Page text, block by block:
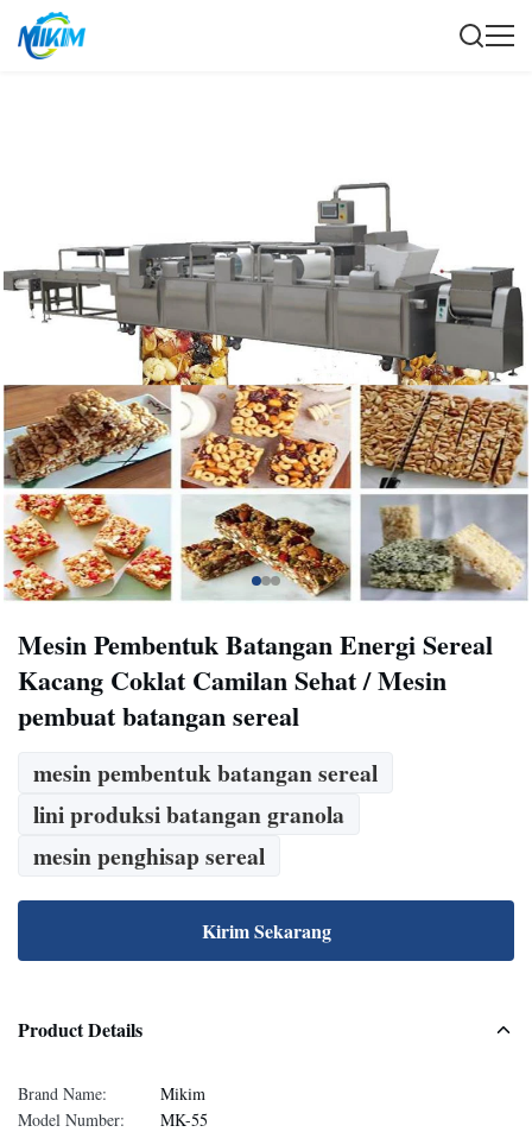
Mesin Pembentuk Batangan Energi Sereal
Kacang Coklat Camilan Sehat / Mesin
pembuat batangan sereal
mesin pembentuk batangan sereal
lini produksi batangan granola
mesin penghisap sereal
Kirim Sekarang
Product Details
Brand Name:
Mikim
Model Number:
MK-55